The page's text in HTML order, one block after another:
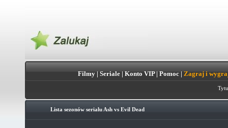
Filmy| Seriale| Konto VIP| Pomoc| Zagraj i
Lista sezonów serialu Ash vs Evil Dead